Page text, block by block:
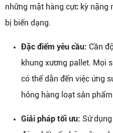
những mặt hàng cực kỳ nặng
bị biến dạng.
Đặc điểm yêu cầu: Cần
khung xương pallet. Mọi
có thể dẫn đến việc ứng
hỏng hàng loạt sản
Giải pháp tối ưu: Sử